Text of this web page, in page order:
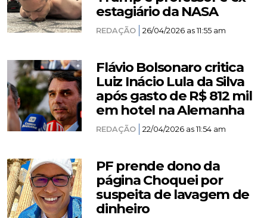
estagiário da NASA
REDAÇÃO 26/04/2026 as 11:55 am
Flávio Bolsonaro critica
Luiz Inácio Lula da Silva
após gasto de R$ 812 mil
em hotel na Alemanha
REDAÇÃO 22/04/2026 as 11:54 am
PF prende dono da
página Choquei por
suspeita de lavagem de
dinheiro